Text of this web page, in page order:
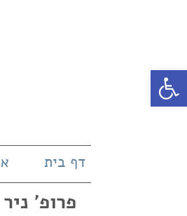
פתח סרגל נגישות
דף בית
פרופ'